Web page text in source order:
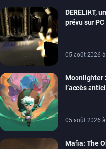
DERELIKT,
prévu sur
05 août 2026
Moonlighter
l’accès
05 août 2026
Mafia: The